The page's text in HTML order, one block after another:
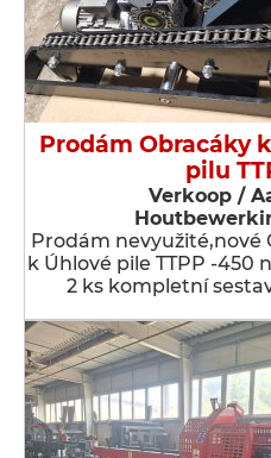
Prodám Obracáky
pilu
Verkoop /
Prodám nevyužité,nové
k Úhlové pile TTPP -450
2 ks kompletní